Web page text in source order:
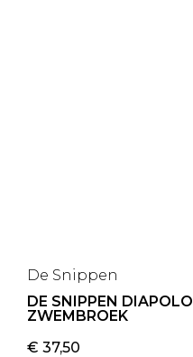
De Snippen
DE SNIPPEN
ZWEMBROEK
€ 37,50